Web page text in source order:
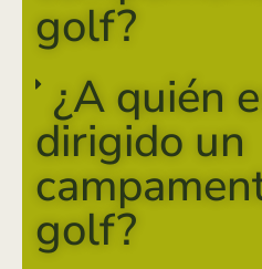
golf?
¿A quién
dirigido un
golf?